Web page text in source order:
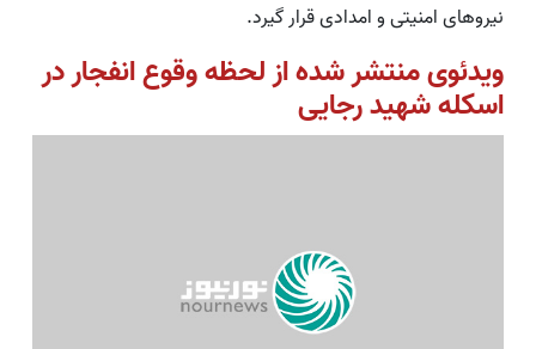
نیروهای ‌امنیتی و امدادی قرار گیرد.‌
ویدئوی منتشر شده از لحظه وقوع انفجار در
اسکله شهید رجایی